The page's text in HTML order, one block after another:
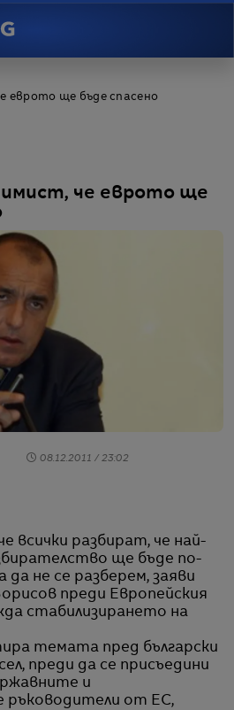
еврото ще бъде спасено
че еврото ще
08.12.2011 / 23:02
ще бъде по-
не се разберем, заяви
преди Европейския
стабилизирането на
темата пред български
преди да се присъедини
и
ръководители от ЕС,